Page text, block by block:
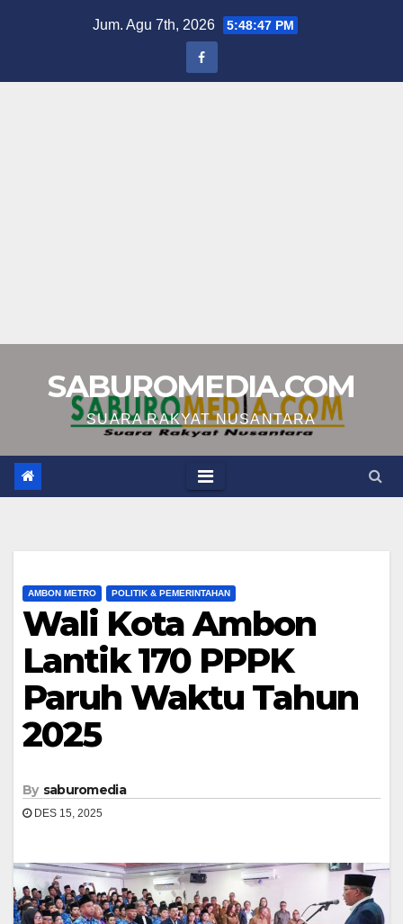
Jum. Agu 7th, 2026 5:48:48 PM
SABUROMEDIA.COM
SUARA RAKYAT NUSANTARA
AMBON METRO POLITIK & PEMERINTAHAN
Wali Kota Ambon
Lantik 170 PPPK
Paruh Waktu Tahun
2025
By saburomedia
DES 15, 2025